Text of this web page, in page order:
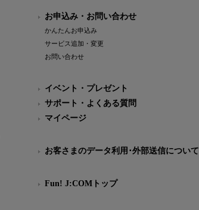
お申込み・お問い合わせ
かんたんお申込み
サービス追加・変更
お問い合わせ
イベント・プレゼント
サポート・よくある質問
マイページ
お客さまのデータ利用･外部送信について
Fun! J:COMトップ